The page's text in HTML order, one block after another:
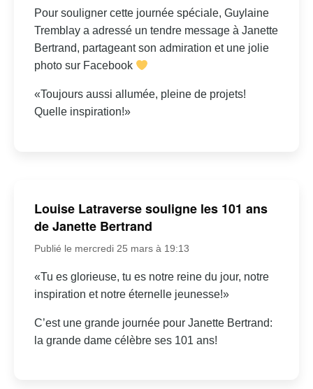
Pour souligner cette journée spéciale, Guylaine
Tremblay a adressé un tendre message à Janette
Bertrand, partageant son admiration et une jolie
photo sur Facebook
«Toujours aussi allumée, pleine de projets!
Quelle inspiration!»
Louise Latraverse souligne les 101 ans
de Janette Bertrand
Publié le mercredi 25 mars à 19:13
«Tu es glorieuse, tu es notre reine du jour, notre
inspiration et notre éternelle jeunesse!»
C’est une grande journée pour Janette Bertrand:
la grande dame célèbre ses 101 ans!